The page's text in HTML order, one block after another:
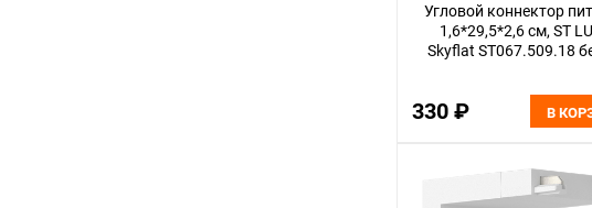
Угловой коннектор
1,6*29,5*2,6 см, ST
Skyflat ST067.509.18
330 ₽ В